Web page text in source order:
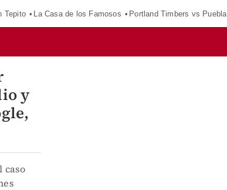
Tepito La Casa de los Famosos Portland Timbers vs Puebla
y
caso